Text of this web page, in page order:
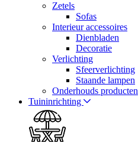
Zetels
Sofas
Interieur accessoires
Dienbladen
Decoratie
Verlichting
Sfeerverlichting
Staande lampen
Onderhouds producten
Tuininrichting